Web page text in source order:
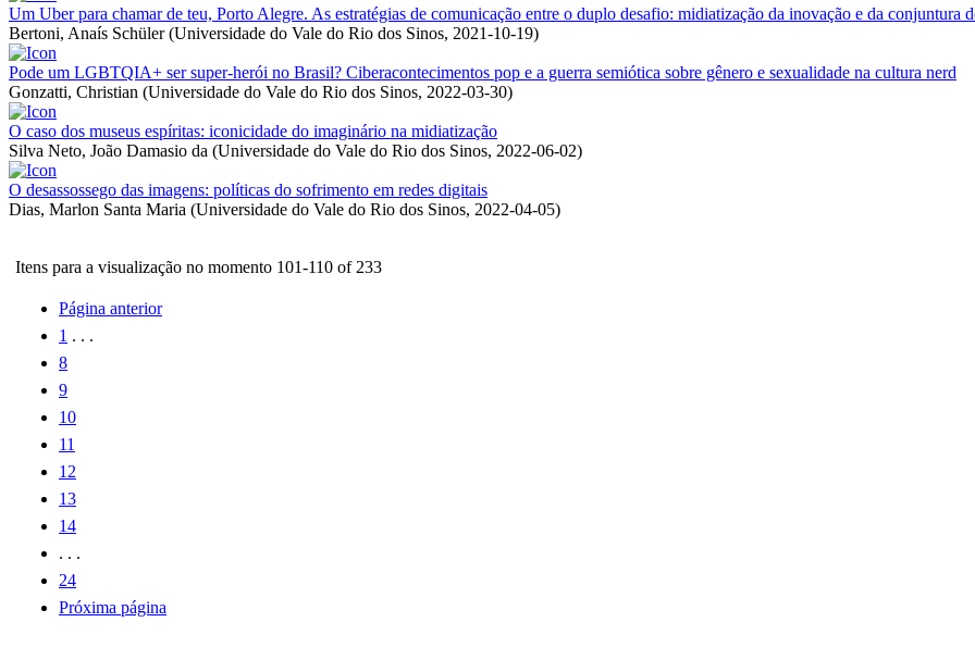
Um Uber para chamar de teu, Porto Alegre. As estratégias de comunicação entre o duplo desafio: midiatização da inovação e da conjuntura
Bertoni, Anaís Schüler (Universidade do Vale do Rio dos Sinos, 2021-10-19)
Pode um LGBTQIA+ ser super-herói no Brasil? Ciberacontecimentos pop e a guerra semiótica sobre gênero e sexualidade na cultura nerd
Gonzatti, Christian (Universidade do Vale do Rio dos Sinos, 2022-03-30)
O caso dos museus espíritas: iconicidade do imaginário na midiatização
Silva Neto, João Damasio da (Universidade do Vale do Rio dos Sinos, 2022-06-02)
O desassossego das imagens: políticas do sofrimento em redes digitais
Dias, Marlon Santa Maria (Universidade do Vale do Rio dos Sinos, 2022-04-05)
Itens para a visualização no momento 101-110 of 233
Página anterior
1 . . .
8
9
10
11
12
13
14
. . .
24
Próxima página